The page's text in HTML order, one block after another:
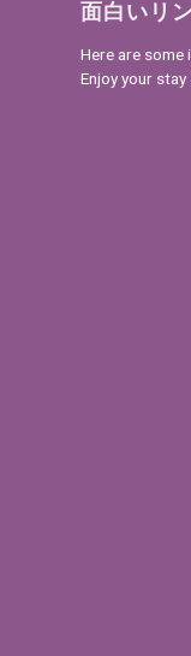
面白いリ
Here are some
Enjoy your stay